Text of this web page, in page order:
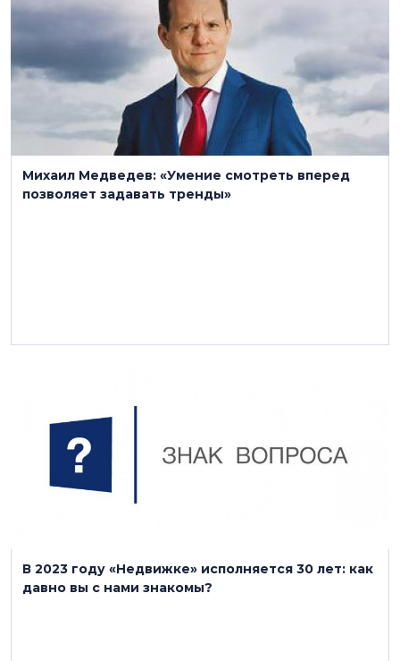
Михаил Медведев: «Умение смотреть вперед
позволяет задавать тренды»
В 2023 году «Недвижке» исполняется 30 лет: как
давно вы с нами знакомы?